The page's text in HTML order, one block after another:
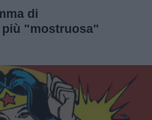
di
"mostruosa"